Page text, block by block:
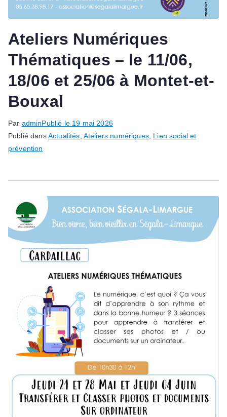
Ateliers Numériques
Thématiques – le 11/06,
18/06 et 25/06 à Montet-et-
Bouxal
Par adminPublié le 19 mai 2026
Publié dansActualités Ateliers numériques, Lien social et
prévention